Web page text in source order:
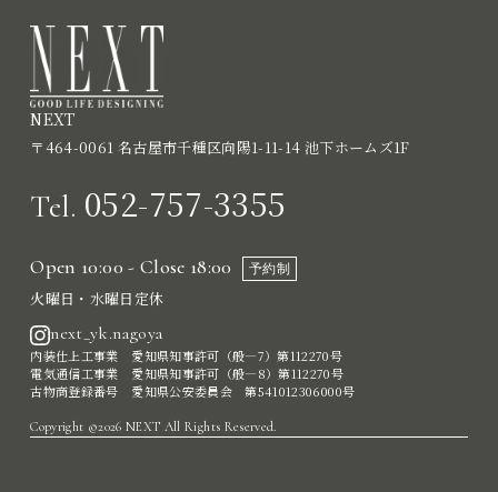
NEXT
〒464-0061 名古屋市千種区向陽1-11-14 池下ホームズ1F
Tel. 052-757-3355
Open 10:00 - Close 18:00 予約制
火曜日・水曜日定休
next_yk.nagoya
内装仕上工事業 愛知県知事許可（般―7）第112270号
電気通信工事業 愛知県知事許可（般―8）第112270号
古物商登録番号 愛知県公安委員会 第541012306000号
Copyright ©2026 NEXT All Rights Reserved.